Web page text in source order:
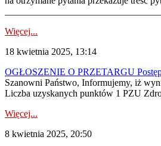
Więcej...
18 kwietnia 2025, 13:14
OGŁOSZENIE O PRZETARGU
Szanowni Państwo, Informujemy, iż
Liczba uzyskanych punktów 1 PZU
Więcej...
8 kwietnia 2025, 20:50